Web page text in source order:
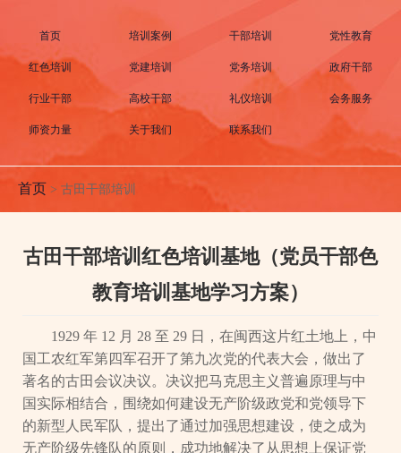
首页 培训案例 干部培训 党性教育
红色培训 党建培训 党务培训 政府干部
行业干部 高校干部 礼仪培训 会务服务
师资力量 关于我们 联系我们
首页 > 古田干部培训
古田干部培训红色培训基地（党员干部色
教育培训基地学习方案）
1929 年 12 月 28 至 29 日，在闽西这片红土地上，中
国工农红军第四军召开了第九次党的代表大会，做出了
著名的古田会议决议。决议把马克思主义普遍原理与中
国实际相结合，围绕如何建设无产阶级政党和党领导下
的新型人民军队，提出了通过加强思想建设，使之成为
无产阶级先锋队的原则，成功地解决了从思想上保证党